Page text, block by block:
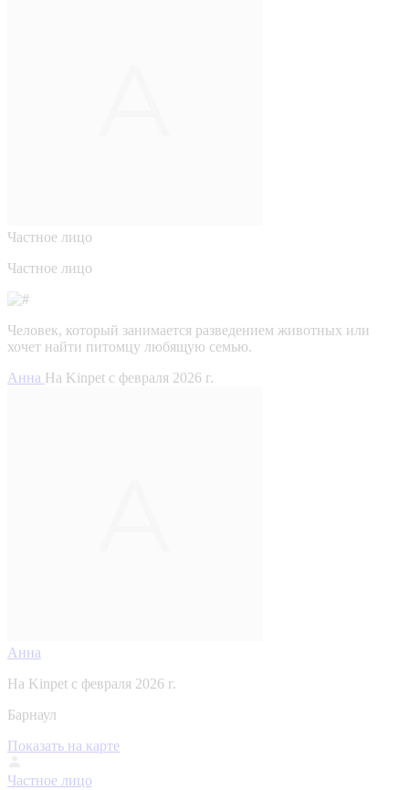
Частное лицо
Частное лицо
Человек, который занимается разведением животных или
хочет найти питомцу любящую семью.
Анна На Kinpet c февраля 2026 г.
Анна
На Kinpet c февраля 2026 г.
Барнаул
Показать на карте
Частное лицо